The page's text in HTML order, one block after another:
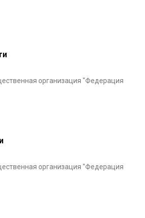
организация "Федерация
организация "Федерация